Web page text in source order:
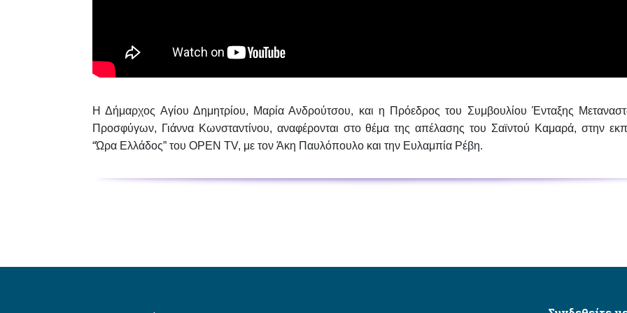
Η Δήμαρχος Αγίου Δημητρίου, Μαρία Ανδρούτσου, και η Πρόεδρος του Συμβουλίου Ένταξης
Προσφύγων, Γιάννα Κωνσταντίνου, αναφέρονται στο θέμα της απέλασης του Σαϊντού Καμαρά, στην
“Ώρα Ελλάδος” του OPEN TV, με τον Άκη Παυλόπουλο και την Ευλαμπία Ρέβη.